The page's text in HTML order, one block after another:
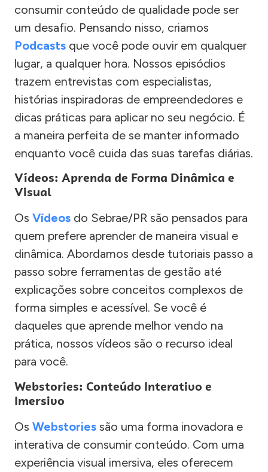
consumir conteúdo de qualidade pode ser
um desafio. Pensando nisso, criamos
Podcasts que você pode ouvir em qualquer
lugar, a qualquer hora. Nossos episódios
trazem entrevistas com especialistas,
histórias inspiradoras de empreendedores e
dicas práticas para aplicar no seu negócio. É
a maneira perfeita de se manter informado
enquanto você cuida das suas tarefas diárias.
Vídeos: Aprenda de Forma Dinâmica e
Visual
Os Vídeos do Sebrae/PR são pensados para
quem prefere aprender de maneira visual e
dinâmica. Abordamos desde tutoriais passo a
passo sobre ferramentas de gestão até
explicações sobre conceitos complexos de
forma simples e acessível. Se você é
daqueles que aprende melhor vendo na
prática, nossos vídeos são o recurso ideal
para você.
Webstories: Conteúdo Interativo e
Imersivo
Os Webstories são uma forma inovadora e
interativa de consumir conteúdo. Com uma
experiência visual imersiva, eles oferecem